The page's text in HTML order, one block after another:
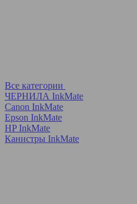
Все категории
ЧЕРНИЛА InkMate
Canon InkMate
Epson InkMate
HP InkMate
Канистры InkMate